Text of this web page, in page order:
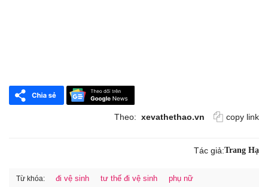
Theo: xevathethao.vn copy link
Tác giả:Trang Hạ
Từ khóa: đi vệ sinh tư thế đi vệ sinh phụ nữ